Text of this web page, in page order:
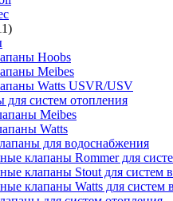
Hoobs
Meibes
Watts USVR/USV
систем отопления
Meibes
Watts
для водоснабжения
клапаны Rommer для
клапаны Stout для систем
клапаны Watts для систем